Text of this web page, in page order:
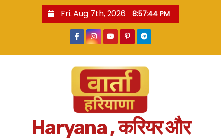
Fri. Aug 7th, 2026 8:57:45 PM
Haryana , करियर और